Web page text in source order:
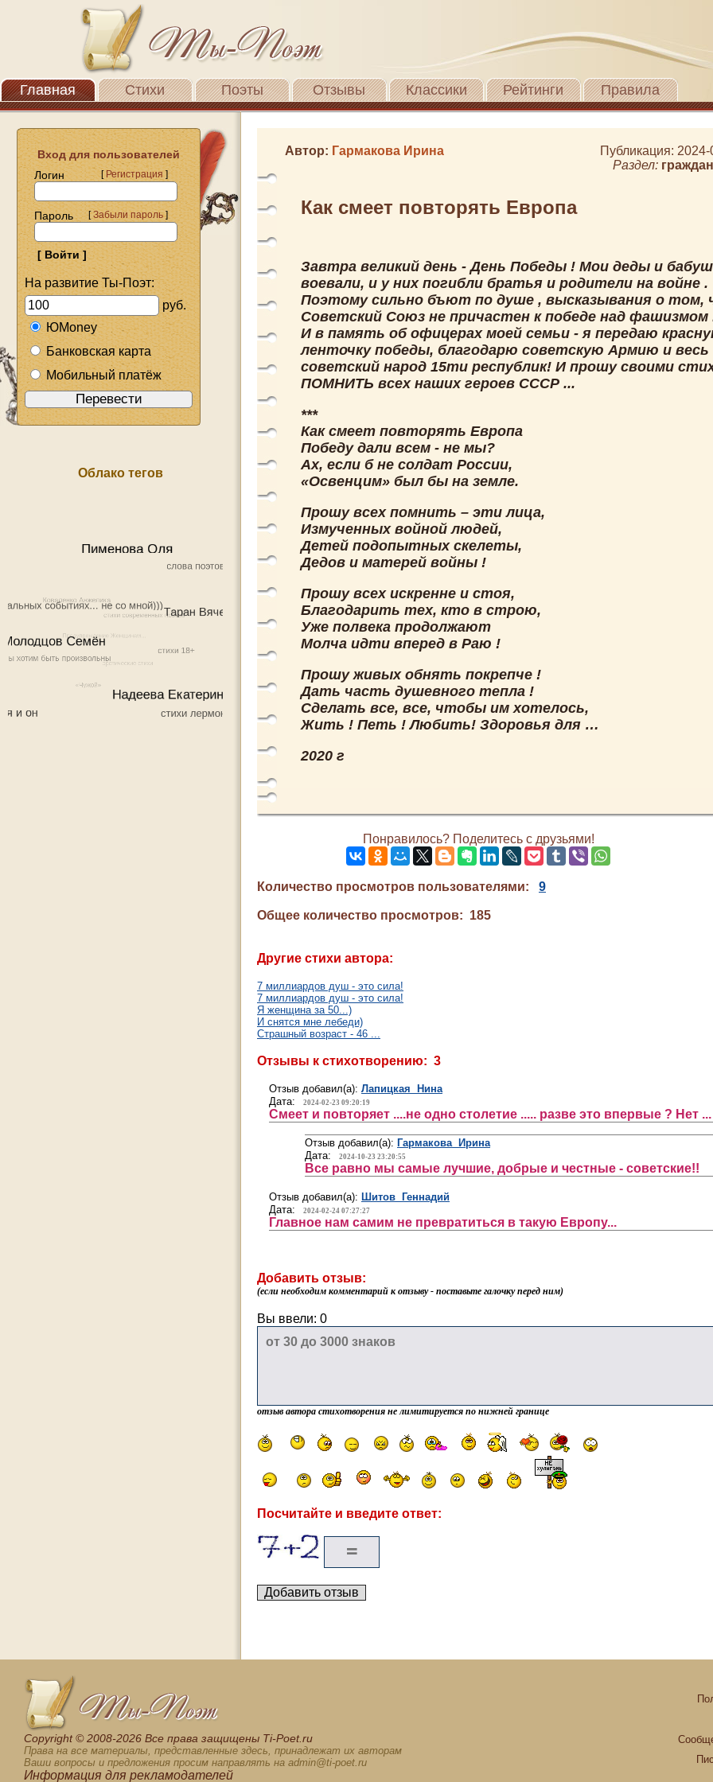
Главная Стихи Поэты Отзывы Классики Рейтинги Правила
Вход для пользователей
Логин
[Регистрация]
Пароль [Забыли пароль]
На развитие Ты-Поэт:
руб.
ЮMoney
Банковская карта
Мобильный платёж
Облако тегов
Автор: Гармакова Ирина
Публикация:
Раздел:
Как смеет повторять Европа
Завтра великий день - День Победы ! Мои деды и
воевали, и у них погибли братья и родители на войне .
Поэтому сильно бъют по душе , высказывания о том,
Советский Союз не причастен к победе над фашизмом
И в память об офицерах моей семьи - я передаю
ленточку победы, благодарю советскую Армию и весь
советский народ 15ти республик! И прошу своими
ПОМНИТЬ всех наших героев СССР ...
***
Как смеет повторять Европа
Победу дали всем - не мы?
Ах, если б не солдат России,
«Освенцим» был бы на земле.
Прошу всех помнить – эти лица,
Измученных войной людей,
Детей подопытных скелеты,
Дедов и матерей войны !
Прошу всех искренне и стоя,
Благодарить тех, кто в строю,
Уже полвека продолжают
Молча идти вперед в Раю !
Прошу живых обнять покрепче !
Дать часть душевного тепла !
Сделать все, все, чтобы им хотелось,
Жить ! Петь ! Любить! Здоровья для …
2020 г
Понравилось? Поделитесь с друзьями!
Количество просмотров пользователями: 9
Общее количество просмотров: 185
Другие стихи автора:
7 миллиардов душ - это сила!
7 миллиардов душ - это сила!
Я женщина за 50...)
И снятся мне лебеди)
Страшный возраст - 46 ...
Отзывы к стихотворению: 3
Отзыв добавил(а): Лапицкая Нина
Дата:
2024-02-23 09:20:19
Смеет и повторяет ....не одно столетие ..... разве это впервые ? Нет ...
Отзыв добавил(а): Гармакова Ирина
Дата:
2024-10-23 23:20:55
Все равно мы самые лучшие, добрые и честные - советские!!
Отзыв добавил(а): Шитов Геннадий
Дата:
2024-02-24 07:27:27
Главное нам самим не превратиться в такую Европу...
Добавить отзыв:
(если необходим комментарий к отзыву - поставьте галочку перед ним)
Вы ввели: 0
отзыв автора стихотворения не лимитируется по нижней границе
Посчитайте и введите ответ:
Сopyright © 2008-2026 Все права защищены Ti-Poet.ru
Права на все материалы, представленные здесь, принадлежат их авторам
Ваши вопросы и предложения просим направлять на admin@ti-poet.ru
Информация для рекламодателей